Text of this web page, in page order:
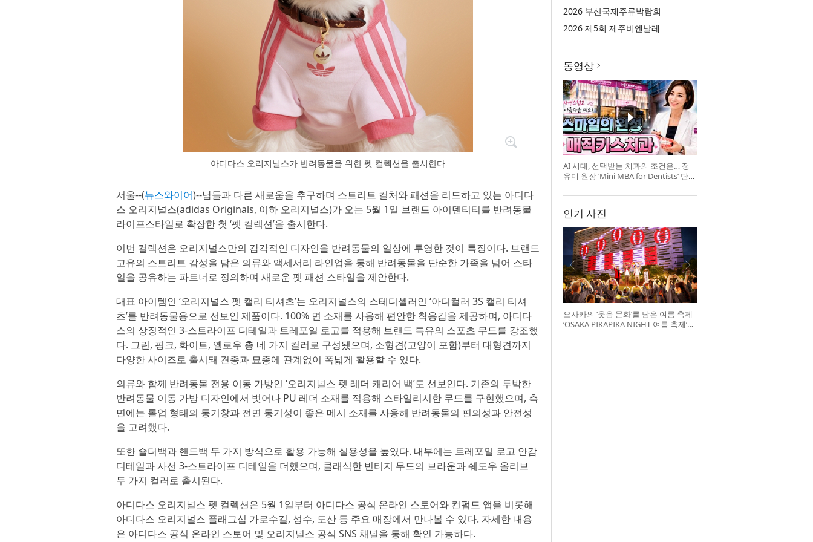
아디다스 오리지널스가 반려동물을 위한 펫 컬렉션을 출시한다
서울--(뉴스와이어)--남들과 다른 새로움을 추구하며 스트리트 컬처와 패션을 리드하고 있는 아디다
스 오리지널스(adidas Originals, 이하 오리지널스)가 오는 5월 1일 브랜드 아이덴티티를 반려동물
라이프스타일로 확장한 첫 ‘펫 컬렉션’을 출시한다.
이번 컬렉션은 오리지널스만의 감각적인 디자인을 반려동물의 일상에 투영한 것이 특징이다. 브랜드
고유의 스트리트 감성을 담은 의류와 액세서리 라인업을 통해 반려동물을 단순한 가족을 넘어 스타
일을 공유하는 파트너로 정의하며 새로운 펫 패션 스타일을 제안한다.
대표 아이템인 ‘오리지널스 펫 캘리 티셔츠’는 오리지널스의 스테디셀러인 ‘아디컬러 3S 캘리 티셔
츠’를 반려동물용으로 선보인 제품이다. 100% 면 소재를 사용해 편안한 착용감을 제공하며, 아디다
스의 상징적인 3-스트라이프 디테일과 트레포일 로고를 적용해 브랜드 특유의 스포츠 무드를 강조했
다. 그린, 핑크, 화이트, 옐로우 총 네 가지 컬러로 구성됐으며, 소형견(고양이 포함)부터 대형견까지
다양한 사이즈로 출시돼 견종과 묘종에 관계없이 폭넓게 활용할 수 있다.
의류와 함께 반려동물 전용 이동 가방인 ‘오리지널스 펫 레더 캐리어 백’도 선보인다. 기존의 투박한
반려동물 이동 가방 디자인에서 벗어나 PU 레더 소재를 적용해 스타일리시한 무드를 구현했으며, 측
면에는 롤업 형태의 통기창과 전면 통기성이 좋은 메시 소재를 사용해 반려동물의 편의성과 안전성
을 고려했다.
또한 숄더백과 핸드백 두 가지 방식으로 활용 가능해 실용성을 높였다. 내부에는 트레포일 로고 안감
디테일과 사선 3-스트라이프 디테일을 더했으며, 클래식한 빈티지 무드의 브라운과 쉐도우 올리브
두 가지 컬러로 출시된다.
아디다스 오리지널스 펫 컬렉션은 5월 1일부터 아디다스 공식 온라인 스토어와 컨펌드 앱을 비롯해
아디다스 오리지널스 플래그십 가로수길, 성수, 도산 등 주요 매장에서 만나볼 수 있다. 자세한 내용
은 아디다스 공식 온라인 스토어 및 오리지널스 공식 SNS 채널을 통해 확인 가능하다.
2026 부산국제주류박람회
2026 제5회 제주비엔날레
동영상
AI 시대, 선택받는 치과의 조건은… 정
유미 원장 ‘Mini MBA for Dentists’ 단독
인기 사진
오사카의 ‘웃음 문화’를 담은 여름 축제
‘OSAKA PIKAPIKA NIGHT 여름 축제’